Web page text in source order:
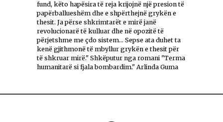
fund, këto hapësira të reja krijojnë një presion të
papërballueshëm dhe e shpërthejnë grykën e
thesit. Ja përse shkrimtarët e mirë janë
revolucionarë të kulluar dhe në opozitë të
përjetshme me çdo sistem... Sepse ata duhet ta
kenë gjithmonë të mbyllur grykën e thesit për
të shkruar mirë." Shkëputur nga romani "Terma
humanitarë si fjala bombardim." Arlinda Guma